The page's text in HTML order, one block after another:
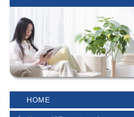
赤外線サーモグラフィカメラ
2026.5.7
赤外線サーモグラフィカメラ
のコラム其の七を更新しまし
サーモグラフィカメラで撮影
たサーモグラフィギャラリー
HOME